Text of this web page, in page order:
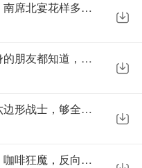
Vol.011｜元朝饮食面面观：南席北宴花样多，红白喜事一条龙，宫廷宴会还有dress code
Vol.010｜隐身人：经常隐身的朋友都知道，这个技能容易感冒！
Vol.009｜老人与海：文学六边形战士，够全人类充满电
Vol.008｜巴尔扎克（下）：咖啡狂魔，反向创业鬼才，零内耗一人公司，人间喜剧的作者